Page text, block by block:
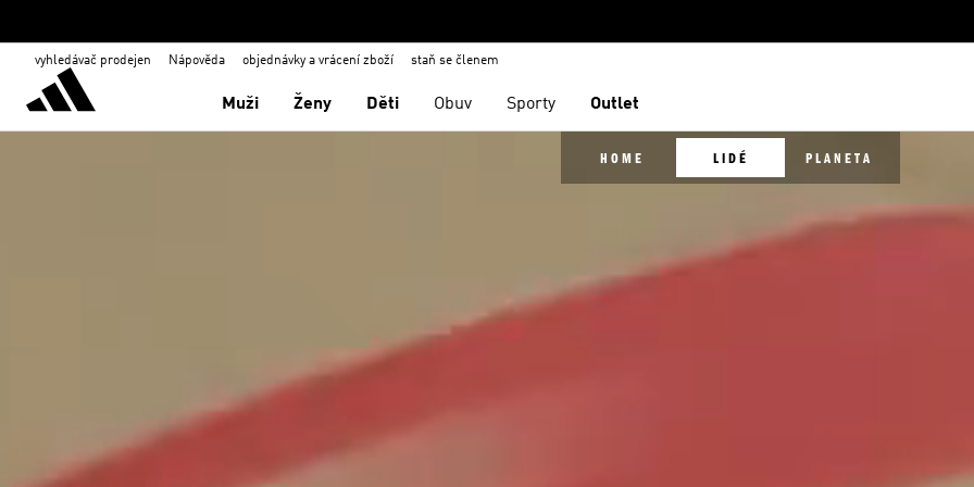
vyhledávač prodejen Nápověda objednávky a vrácení zboží staň se členem
Muži Ženy Děti Obuv Sporty Outlet
HOME LIDÉ PLANETA